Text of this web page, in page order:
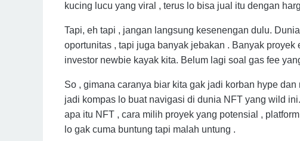
kucing lucu yang viral , terus lo bisa jual itu dengan
Tapi, eh tapi , jangan langsung kesenengan dulu.
oportunitas , tapi juga banyak jebakan . Banyak
investor newbie kayak kita. Belum lagi soal gas fee
So , gimana caranya biar kita gak jadi korban hype
jadi kompas lo buat navigasi di dunia NFT yang wild
apa itu NFT , cara milih proyek yang potensial ,
lo gak cuma buntung tapi malah untung .